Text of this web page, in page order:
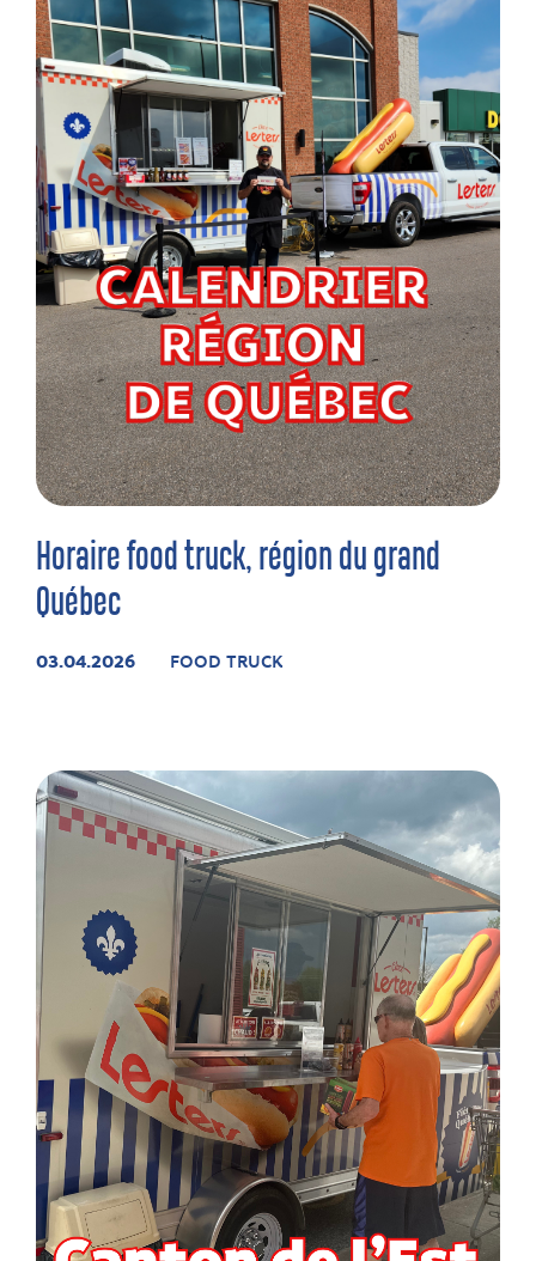
Horaire food truck, région du grand
Québec
03.04.2026 FOOD TRUCK